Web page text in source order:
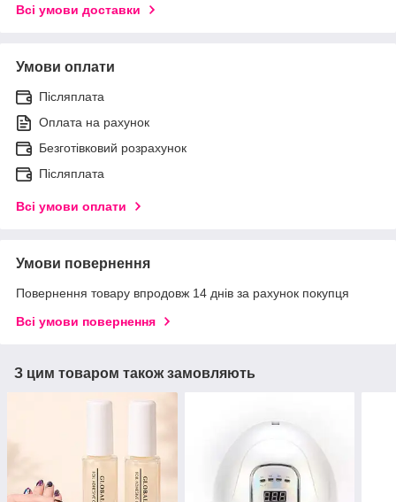
Всі умови доставки
Умови оплати
Післяплата
Оплата на рахунок
Безготівковий розрахунок
Післяплата
Всі умови оплати
Умови повернення
Повернення товару впродовж 14 днів за рахунок покупця
Всі умови повернення
З цим товаром також замовляють